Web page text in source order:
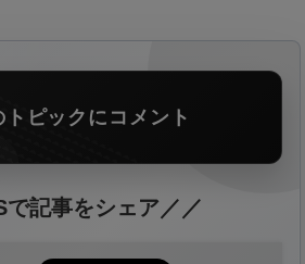
トピックにコメント
で記事をシェア／／